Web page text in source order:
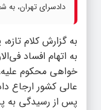
دادسرای تهران، به شعبه ۲۸ دادگاه انقلاب تهران
به گزارش کلام
به اتهام افساد
عالی کشور ارجاع
پس از رسیدگی به